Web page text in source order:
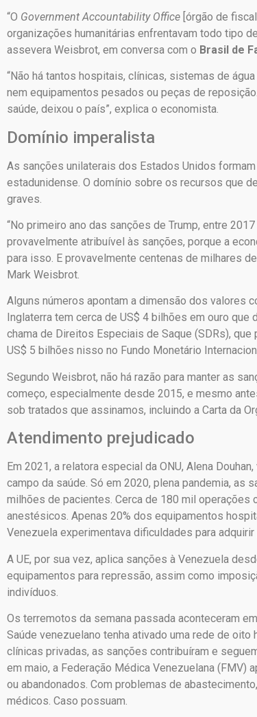
“O Government Accountability Office [órgão de
organizações humanitárias enfrentavam todo tipo
assevera Weisbrot, em conversa com o Brasil de
“Não há tantos hospitais, clínicas, sistemas de
nem equipamentos pesados ou peças de
saúde, deixou o país”, explica o economista.
Domínio imperalista
As sanções unilaterais dos Estados Unidos
estadunidense. O domínio sobre os recursos que
graves.
“No primeiro ano das sanções de Trump, entre
provavelmente atribuível às sanções, porque a
para isso. E provavelmente centenas de milhares
Mark Weisbrot.
Alguns números apontam a dimensão dos valores
Inglaterra tem cerca de US$ 4 bilhões em ouro
chama de Direitos Especiais de Saque (SDRs),
US$ 5 bilhões nisso no Fundo Monetário
Segundo Weisbrot, não há razão para manter as
começo, especialmente desde 2015, e mesmo
sob tratados que assinamos, incluindo a Carta da
Atendimento prejudicado
Em 2021, a relatora especial da ONU, Alena
campo da saúde. Só em 2020, plena pandemia, as
milhões de pacientes. Cerca de 180 mil
anestésicos. Apenas 20% dos equipamentos
Venezuela experimentava dificuldades para
A UE, por sua vez, aplica sanções à Venezuela
equipamentos para repressão, assim como
indivíduos.
Os terremotos da semana passada aconteceram
Saúde venezuelano tenha ativado uma rede de
clínicas privadas, as sanções contribuíram e
em maio, a Federação Médica Venezuelana
ou abandonados. Com problemas de
médicos. Caso possuam.